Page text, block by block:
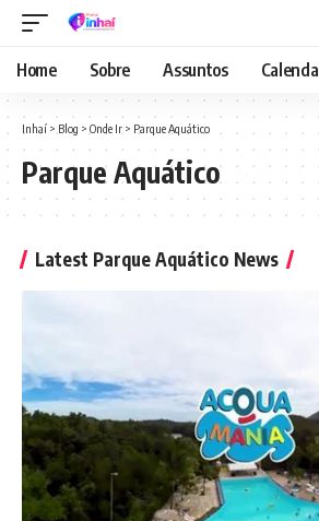
Home Sobre Assuntos
Inhaí > Blog > Onde Ir > Parque Aquático
Parque Aquático
Latest Parque Aquático News